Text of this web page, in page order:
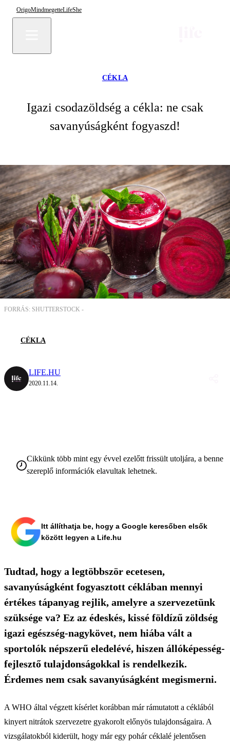
OrigoMindmegetteLifeShe
CÉKLA
Igazi csodazöldség a cékla: ne csak
savanyúságként fogyaszd!
FORRÁS: SHUTTERSTOCK -
CÉKLA
LIFE.HU
2020.11.14.
Cikkünk több mint egy évvel ezelőtt frissült utoljára, a benne
szereplő információk elavultak lehetnek.
Itt állíthatja be, hogy a Google keresőben elsők
között legyen a Life.hu
Tudtad, hogy a legtöbbször ecetesen,
savanyúságként fogyasztott céklában mennyi
értékes tápanyag rejlik, amelyre a szervezetünk
szüksége va? Ez az édeskés, kissé földízű zöldség
igazi egészség-nagykövet, nem hiába vált a
sportolók népszerű eledelévé, hiszen állóképesség-
fejlesztő tulajdonságokkal is rendelkezik.
Érdemes nem csak savanyúságként megismerni.
A WHO által végzett kísérlet korábban már rámutatott a céklából
kinyert nitrátok szervezetre gyakorolt előnyös tulajdonságaira. A
vizsgálatokból kiderült, hogy már egy pohár céklalé jelentősen